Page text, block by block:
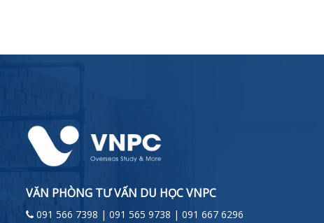
VĂN PHÒNG TƯ VẤN DU HỌC VNPC
091 566 7398 | 091 565 9738 | 091 667 6296